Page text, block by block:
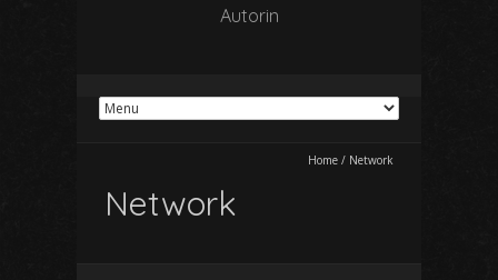
Autorin
Home / Network
Network